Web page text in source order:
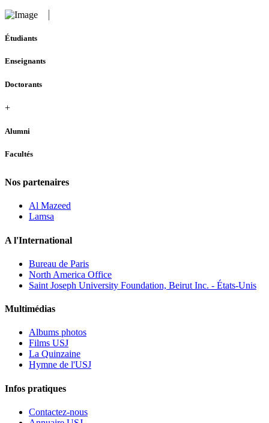
Étudiants
Enseignants
Doctorants
+
Alumni
Facultés
Nos partenaires
Al Mazeed
Lamsa
A l'International
Bureau de Paris
North America Office
Saint Joseph University Foundation, Beirut Inc. - États-Unis
Multimédias
Albums photos
Films USJ
La Quinzaine
Hymne de l'USJ
Infos pratiques
Contactez-nous